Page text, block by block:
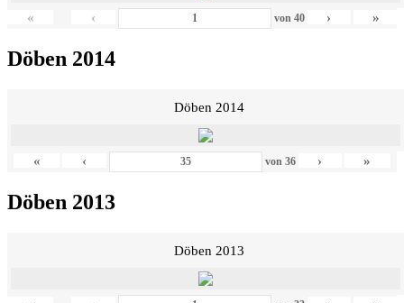
« ‹ von 40 › »
Döben 2014
Döben 2014
« ‹ von 36 › »
Döben 2013
Döben 2013